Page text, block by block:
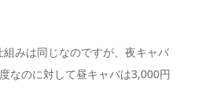
みは同じなのですが、夜キャバ
なのに対して昼キャバは3,000円